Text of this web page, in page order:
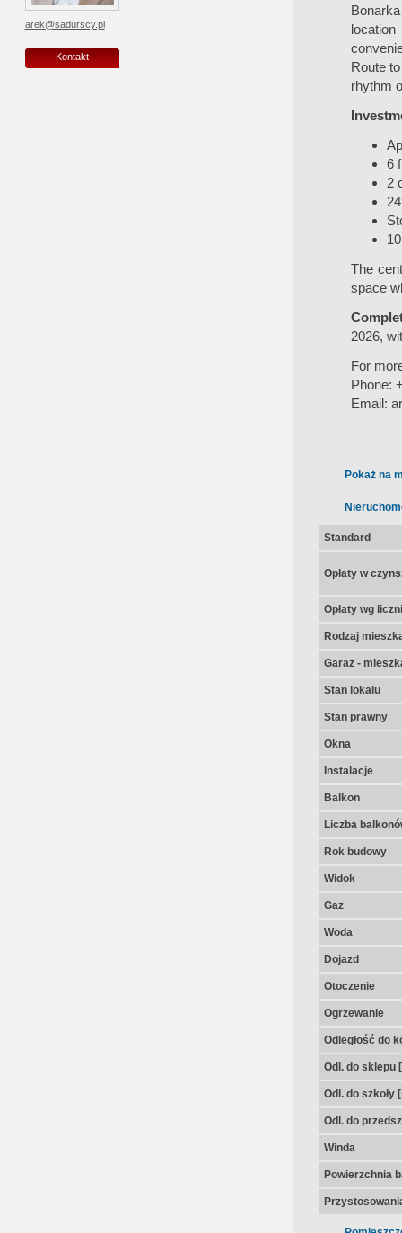
arek@sadurscy.pl
Kontakt
Route
rhythm
6
2
The
space
2026,
For
Phone:
Email:
Pokaż na
Standard
Opłaty w
Opłaty wg
Rodzaj
Garaż -
Stan lokalu
Stan prawny
Okna
Instalacje
Balkon
Liczba
Rok budowy
Widok
Gaz
Woda
Dojazd
Otoczenie
Ogrzewanie
Odległość do
Odl. do sklepu
Odl. do szkoły
Odl. do
Winda
Powierzchnia